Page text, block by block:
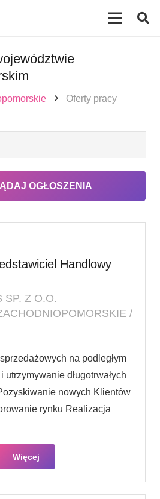
Oferty pracy
Handlowy
SP. Z O.O.
/
na podległym
długotrwałych
nowych Klientów
rynku Realizacja
Więcej